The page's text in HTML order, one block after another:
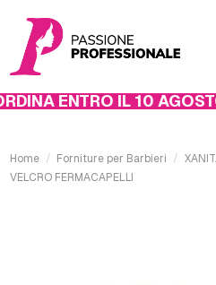
ENTRO IL 10 AGOSTO
Home Forniture per Barbieri
VELCRO FERMACAPELLI